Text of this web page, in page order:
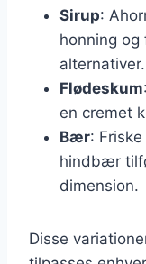
Sirup:
honning og
alternativer.
Flødeskum
en cremet
Bær:
hindbær
dimension.
Disse